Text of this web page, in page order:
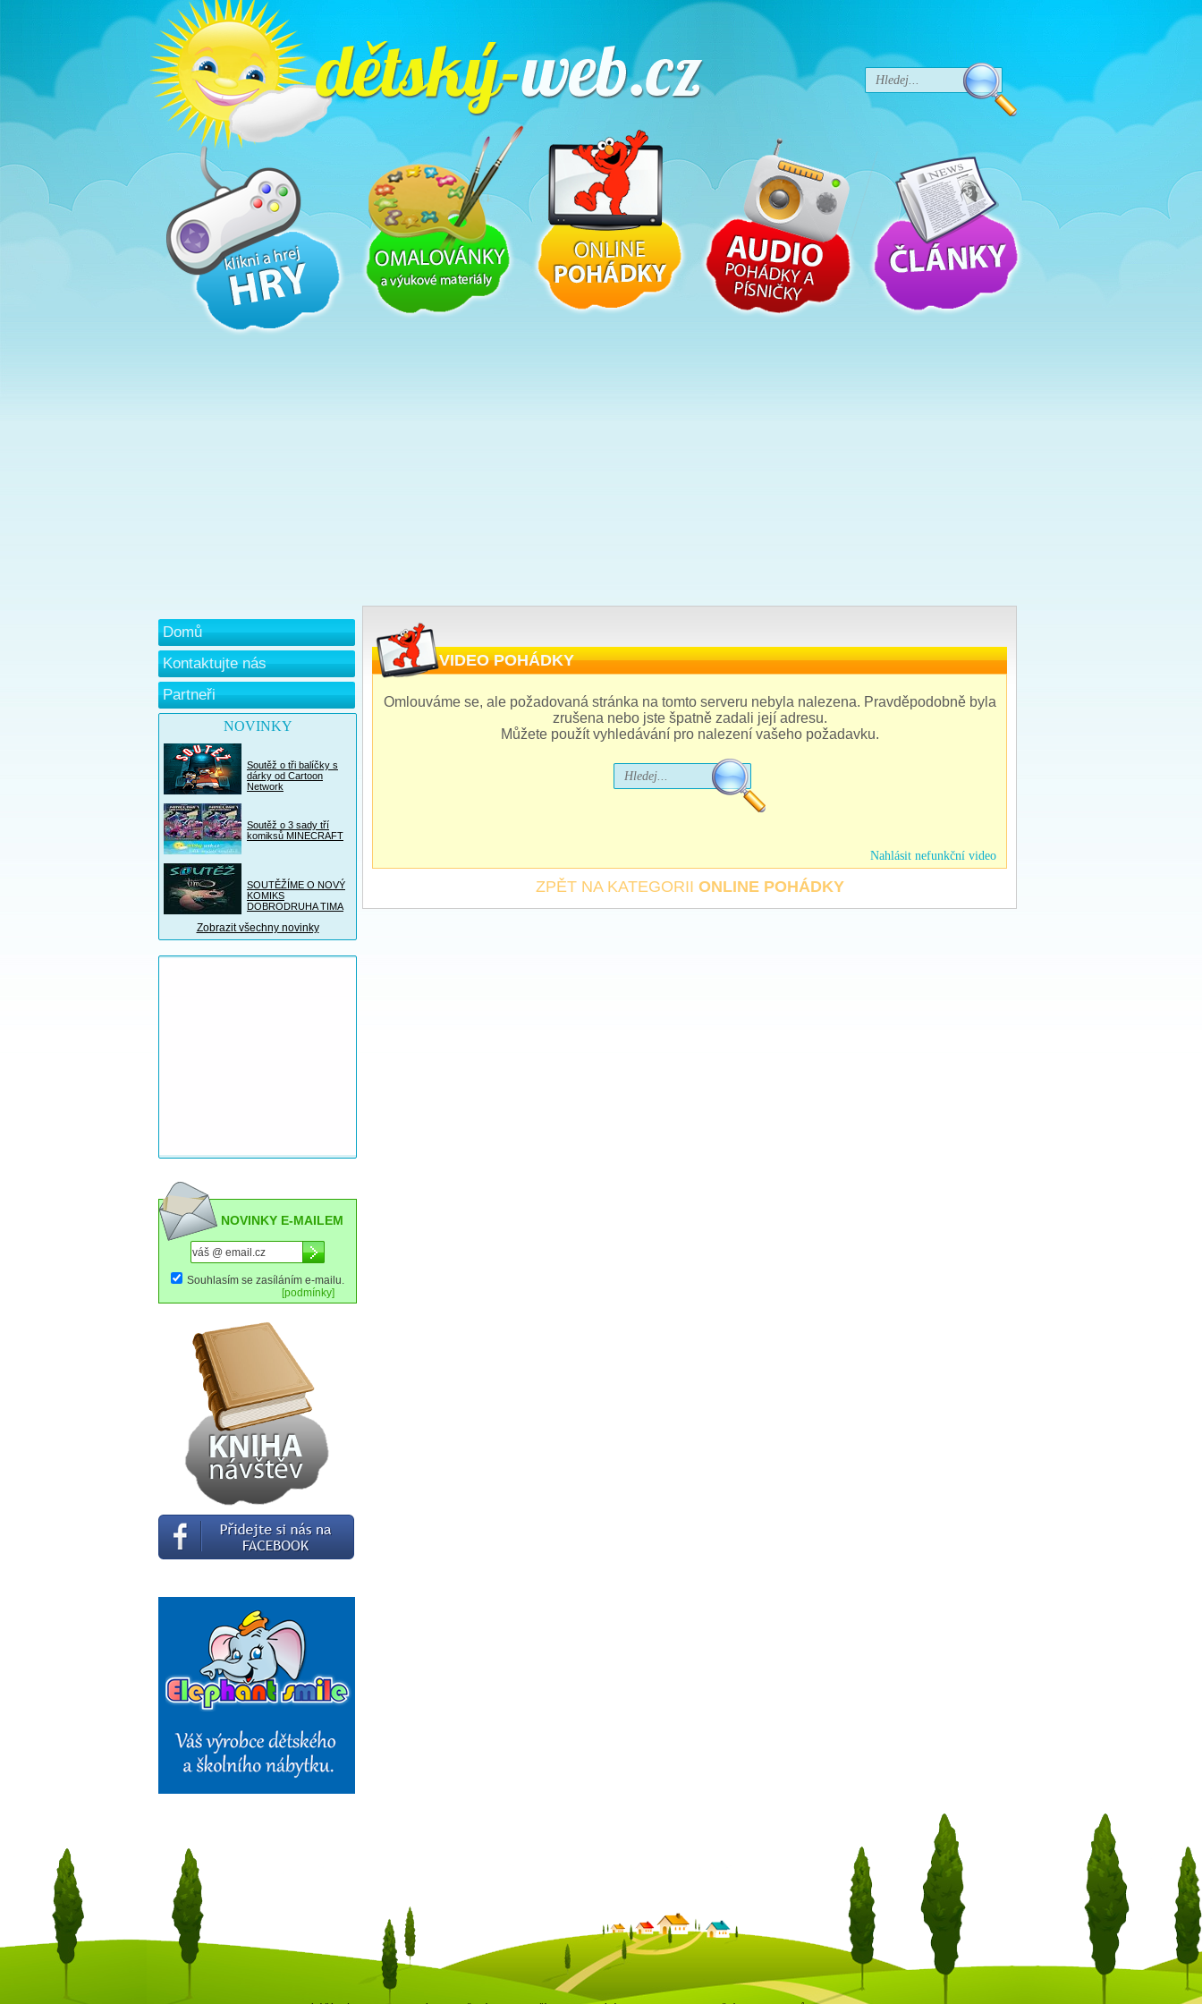
Domů
Kontaktujte nás
Partneři
NOVINKY
Soutěž o tři balíčky s
dárky od Cartoon
Network
Soutěž o 3 sady tří
komiksů MINECRAFT
SOUTĚŽÍME O NOVÝ
KOMIKS
DOBRODRUHA TIMA
Zobrazit všechny novinky
NOVINKY E-MAILEM
Souhlasím se zasíláním e-mailu.
[podmínky]
VIDEO POHÁDKY
Omlouváme se, ale požadovaná stránka na tomto serveru nebyla nalezena. Pravděpodobně byla
zrušena nebo jste špatně zadali její adresu.
Můžete použít vyhledávání pro nalezení vašeho požadavku.
Nahlásit nefunkční video
ZPĚT NA KATEGORII ONLINE POHÁDKY